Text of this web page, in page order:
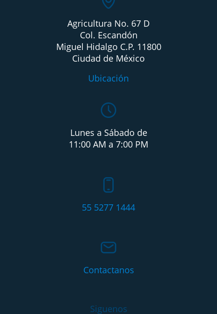
Agricultura No. 67 D
Col. Escandón
Miguel Hidalgo C.P. 11800
Ciudad de México
Ubicación
Lunes a Sábado de
11:00 AM a 7:00 PM
55 5277 1444
Contactanos
Siguenos